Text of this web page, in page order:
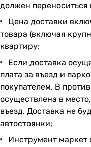
должен
Цена доставки
товара (включая
квартиру;
Если доставка
плата за въезд и
покупателем. В
осуществлена в
въезд. Доставка не
автостоянки;
Инструмент маркет